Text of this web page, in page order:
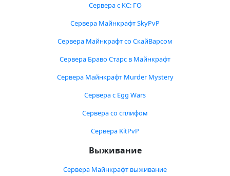
Сервера с КС: ГО
Сервера Майнкрафт SkyPvP
Сервера Майнкрафт со СкайВарсом
Сервера Браво Старс в Майнкрафт
Сервера Майнкрафт Murder Mystery
Сервера с Egg Wars
Сервера со сплифом
Сервера KitPvP
Выживание
Сервера Майнкрафт выживание